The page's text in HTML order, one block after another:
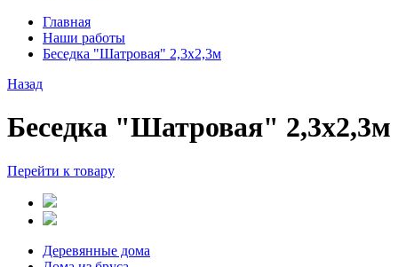
Главная
Наши работы
Беседка "Шатровая" 2,3х2,3м
Назад
Беседка "Шатровая" 2,3х2,3м
Перейти к товару
Деревянные дома